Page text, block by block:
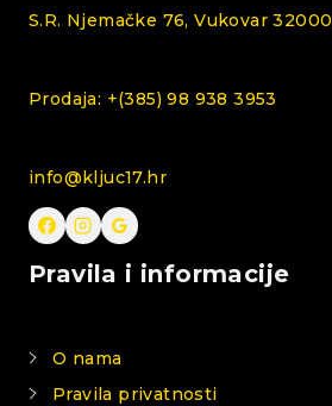
S.R. Njemačke 76, Vukovar 32000
Prodaja: +(385) 98 938 3953
info@kljuc17.hr
Pravila i informacije
O nama
Pravila privatnosti